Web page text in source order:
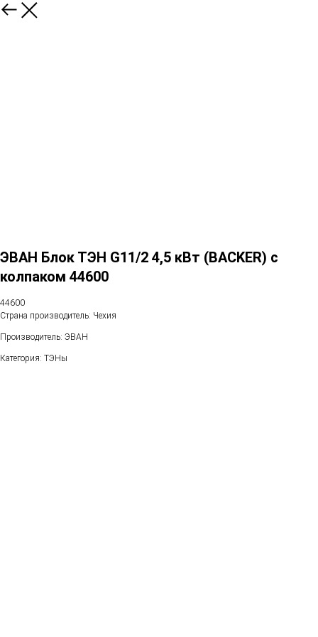
ЭВАН Блок ТЭН G11/2 4,5 кВт (BACKER) с
колпаком 44600
44600
Страна производитель: Чехия
Производитель: ЭВАН
Категория: ТЭНы